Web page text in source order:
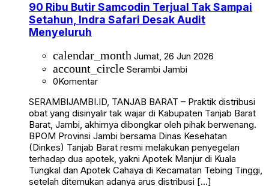
90 Ribu Butir Samcodin Terjual Tak Sampai
Setahun, Indra Safari Desak Audit
Menyeluruh
calendar_month Jumat, 26 Jun 2026
account_circle Serambi Jambi
0Komentar
SERAMBIJAMBI.ID, TANJAB BARAT – Praktik distribusi
obat yang disinyalir tak wajar di Kabupaten Tanjab Barat
Barat, Jambi, akhirnya dibongkar oleh pihak berwenang.
BPOM Provinsi Jambi bersama Dinas Kesehatan
(Dinkes) Tanjab Barat resmi melakukan penyegelan
terhadap dua apotek, yakni Apotek Manjur di Kuala
Tungkal dan Apotek Cahaya di Kecamatan Tebing Tinggi,
setelah ditemukan adanya arus distribusi […]